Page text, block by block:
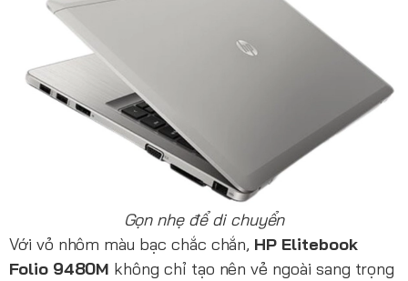
Gọn nhẹ để di chuyển
Với vỏ nhôm màu bạc chắc chắn, HP Elitebook
Folio 9480M không chỉ tạo nên vẻ ngoài sang trọng